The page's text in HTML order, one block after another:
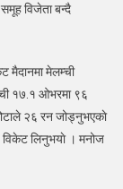
क्लब
११
टी–
२०
काे
समूह विजेता बन्दै
मैदानमा मेलम्ची
१७.१ ओभरमा ९६
२६ रन जोड्नुभएकाे
लिनुभयाे । मनोज